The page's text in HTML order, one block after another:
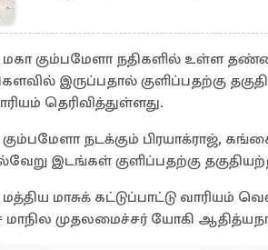
கும்பமேளா நதிகளில் உள்ள
இருப்பதால் குளிப்பதற்கு
தெரிவித்துள்ளது.
நடக்கும் பிரயாக்ராஜ்,
இடங்கள் குளிப்பதற்கு
மாசுக் கட்டுப்பாட்டு வாரியம்
மாநில முதலமைச்சர் யோகி